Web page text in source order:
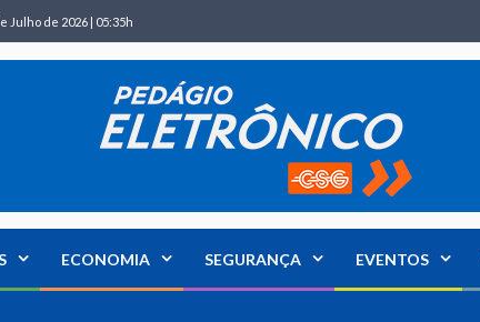
Julho de 2026 | 05:35h
ECONOMIA SEGURANÇA EVENTOS